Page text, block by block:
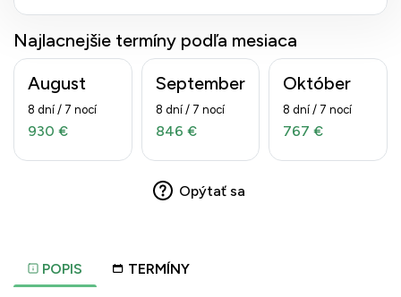
POPIS TERMÍNY
Najlacnejšie termíny podľa mesiaca
August
8 dní / 7 nocí
930 €
September
8 dní / 7 nocí
846 €
Október
8 dní / 7 nocí
767 €
Opýtať sa